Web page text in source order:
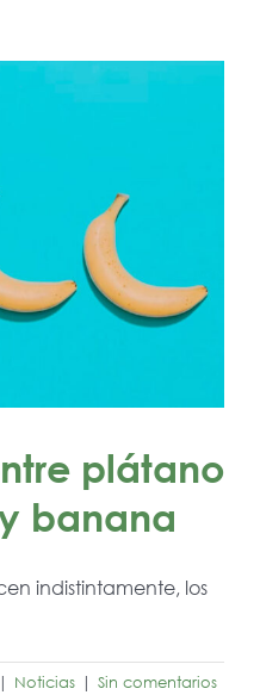
plátano
banana
indistintamente, los
| Noticias | Sin comentarios